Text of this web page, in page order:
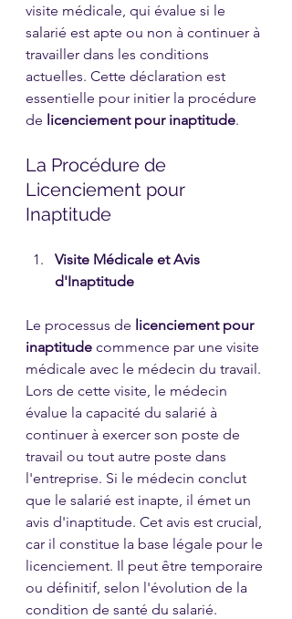
visite médicale, qui évalue si le
salarié est apte ou non à continuer à
travailler dans les conditions
actuelles. Cette déclaration est
essentielle pour initier la procédure
de licenciement pour inaptitude.
La Procédure de
Licenciement pour
Inaptitude
Visite Médicale et Avis
d'Inaptitude
Le processus de licenciement pour
inaptitude commence par une visite
médicale avec le médecin du travail.
Lors de cette visite, le médecin
évalue la capacité du salarié à
continuer à exercer son poste de
travail ou tout autre poste dans
l'entreprise. Si le médecin conclut
que le salarié est inapte, il émet un
avis d'inaptitude. Cet avis est crucial,
car il constitue la base légale pour le
licenciement. Il peut être temporaire
ou définitif, selon l'évolution de la
condition de santé du salarié.